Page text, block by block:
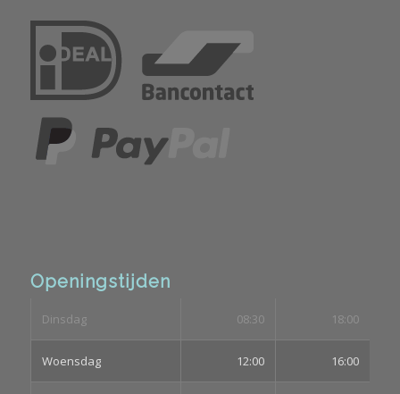
Openingstijden
Dinsdag 08:30 18:00
Woensdag 12:00 16:00